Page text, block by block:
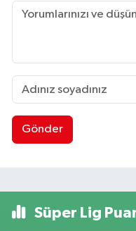
Gönder
Süper Lig